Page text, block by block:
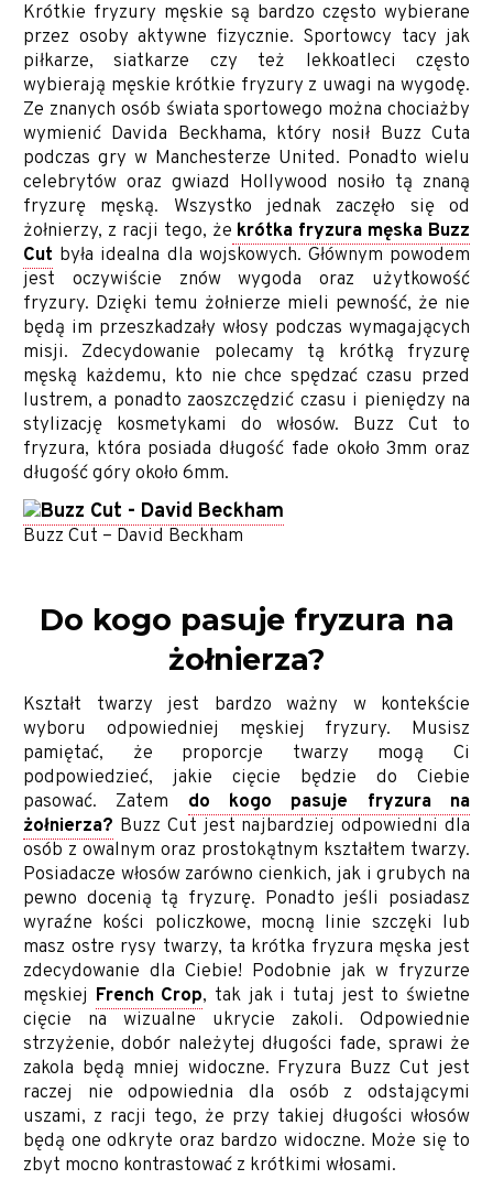
Krótkie fryzury męskie są bardzo często wybierane
przez osoby aktywne fizycznie. Sportowcy tacy jak
piłkarze, siatkarze czy też lekkoatleci często
wybierają męskie krótkie fryzury z uwagi na wygodę.
Ze znanych osób świata sportowego można chociażby
wymienić Davida Beckhama, który nosił Buzz Cuta
podczas gry w Manchesterze United. Ponadto wielu
celebrytów oraz gwiazd Hollywood nosiło tą znaną
fryzurę męską. Wszystko jednak zaczęło się od
żołnierzy, z racji tego, że krótka fryzura męska Buzz
Cut była idealna dla wojskowych. Głównym powodem
jest oczywiście znów wygoda oraz użytkowość
fryzury. Dzięki temu żołnierze mieli pewność, że nie
będą im przeszkadzały włosy podczas wymagających
misji. Zdecydowanie polecamy tą krótką fryzurę
męską każdemu, kto nie chce spędzać czasu przed
lustrem, a ponadto zaoszczędzić czasu i pieniędzy na
stylizację kosmetykami do włosów. Buzz Cut to
fryzura, która posiada długość fade około 3mm oraz
długość góry około 6mm.
Buzz Cut – David Beckham
Do kogo pasuje fryzura na
żołnierza?
Kształt twarzy jest bardzo ważny w kontekście
wyboru odpowiedniej męskiej fryzury. Musisz
pamiętać, że proporcje twarzy mogą Ci
podpowiedzieć, jakie cięcie będzie do Ciebie
pasować. Zatem do kogo pasuje fryzura na
żołnierza? Buzz Cut jest najbardziej odpowiedni dla
osób z owalnym oraz prostokątnym kształtem twarzy.
Posiadacze włosów zarówno cienkich, jak i grubych na
pewno docenią tą fryzurę. Ponadto jeśli posiadasz
wyraźne kości policzkowe, mocną linie szczęki lub
masz ostre rysy twarzy, ta krótka fryzura męska jest
zdecydowanie dla Ciebie! Podobnie jak w fryzurze
męskiej French Crop, tak jak i tutaj jest to świetne
cięcie na wizualne ukrycie zakoli. Odpowiednie
strzyżenie, dobór należytej długości fade, sprawi że
zakola będą mniej widoczne. Fryzura Buzz Cut jest
raczej nie odpowiednia dla osób z odstającymi
uszami, z racji tego, że przy takiej długości włosów
będą one odkryte oraz bardzo widoczne. Może się to
zbyt mocno kontrastować z krótkimi włosami.